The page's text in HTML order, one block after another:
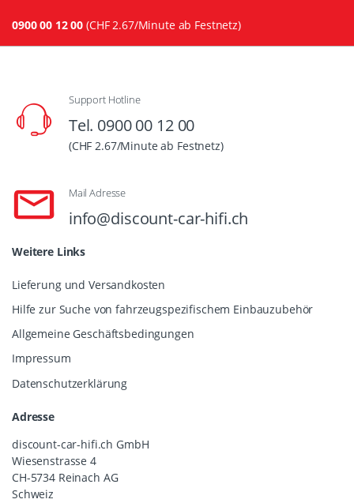
0900 00 12 00 (CHF 2.67/Minute ab Festnetz)
Support Hotline
Tel. 0900 00 12 00
(CHF 2.67/Minute ab Festnetz)
Mail Adresse
info@discount-car-hifi.ch
Weitere Links
Lieferung und Versandkosten
Hilfe zur Suche von fahrzeugspezifischem Einbauzubehör
Allgemeine Geschäftsbedingungen
Impressum
Datenschutzerklärung
Adresse
discount-car-hifi.ch GmbH
Wiesenstrasse 4
CH-5734 Reinach AG
Schweiz